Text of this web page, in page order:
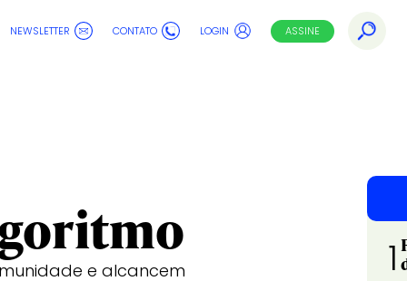
NEWSLETTER CONTATO LOGIN ASSINE
e alcancem 1